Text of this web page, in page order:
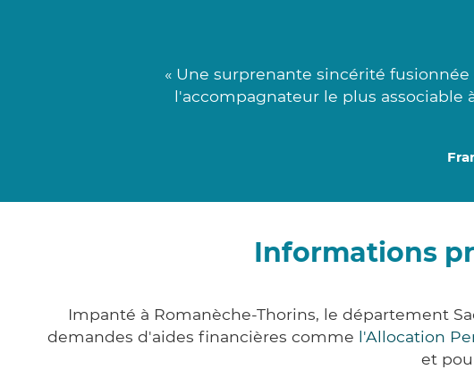
« Une surprenante sincérité
l'accompagnateur le plus associable
Informations
Impanté à Romanèche-Thorins, le département
demandes d'aides financières comme l'Allocation
et